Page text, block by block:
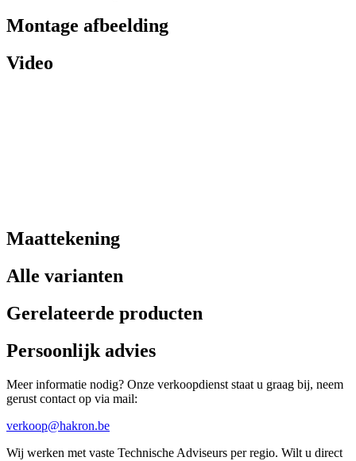
Montage afbeelding
Video
Maattekening
Alle varianten
Gerelateerde producten
Persoonlijk advies
Meer informatie nodig? Onze verkoopdienst staat u graag bij, neem
gerust contact op via mail:
verkoop@hakron.be
Wij werken met vaste Technische Adviseurs per regio. Wilt u direct